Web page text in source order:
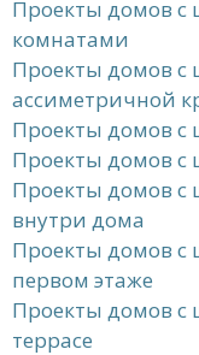
Проекты домов с
комнатами
Проекты домов с
ассиметричной
Проекты домов с
Проекты домов с
Проекты домов с
внутри дома
Проекты домов с
первом этаже
Проекты домов с
террасе